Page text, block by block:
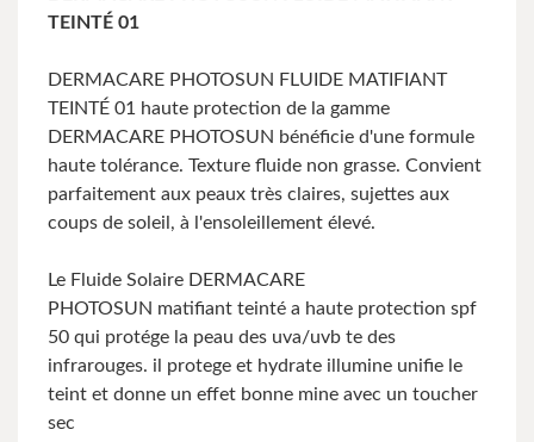
TEINTÉ 01
DERMACARE PHOTOSUN FLUIDE MATIFIANT
TEINTÉ 01 haute protection de la gamme
DERMACARE PHOTOSUN bénéficie d'une formule
haute tolérance. Texture fluide non grasse. Convient
parfaitement aux peaux très claires, sujettes aux
coups de soleil, à l'ensoleillement élevé.
Le Fluide Solaire DERMACARE
PHOTOSUN matifiant teinté a haute protection spf
50 qui protége la peau des uva/uvb te des
infrarouges. il protege et hydrate illumine unifie le
teint et donne un effet bonne mine avec un toucher
sec